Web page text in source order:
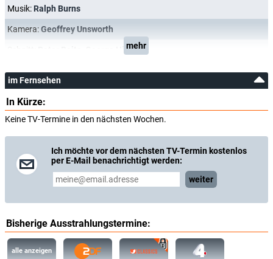
Musik: Ralph Burns
Kamera:Geoffrey Unsworth
George Hively
mehr
im Fernsehen
In Kürze:
Keine TV-Termine in den nächsten Wochen.
Ich möchte vor dem nächsten TV-Termin kostenlos
per E-Mail benachrichtigt werden:
weiter
Bisherige Ausstrahlungstermine:
alle anzeigen